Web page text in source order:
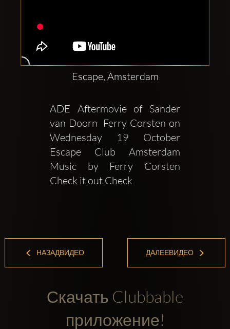
Escape, Amsterdam
ADE Aftermovie of Sander
van Doorn  Ferry Corsten on
Wednesday 19 October
Escape Club Amsterdam
Music by Ferry Corsten
Check it out Check
НАЗАДВИДЕО ДАЛЕЕВИДЕО
Скачать Clubbable
приложение!